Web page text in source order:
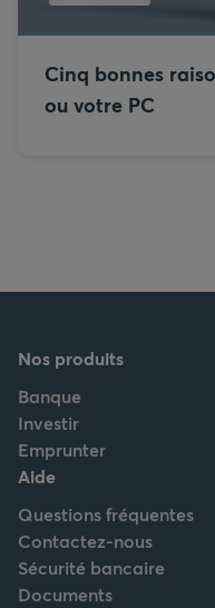
Cinq bonnes
ou votre PC
Nos produits
Banque
Investir
Emprunter
Aide
Questions fréquentes
Contactez-nous
Sécurité bancaire
Documents